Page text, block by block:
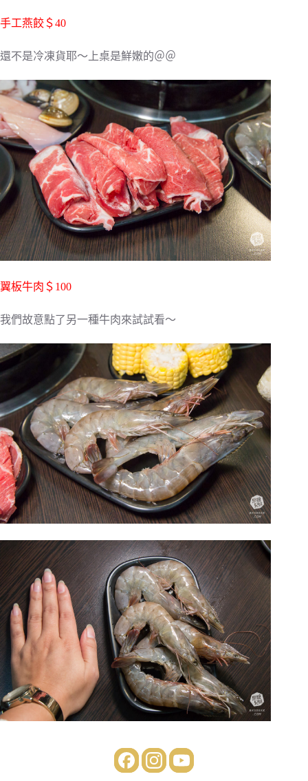
手工燕餃＄40
還不是冷凍貨耶～上桌是鮮嫩的＠＠
翼板牛肉＄100
我們故意點了另一種牛肉來試試看～